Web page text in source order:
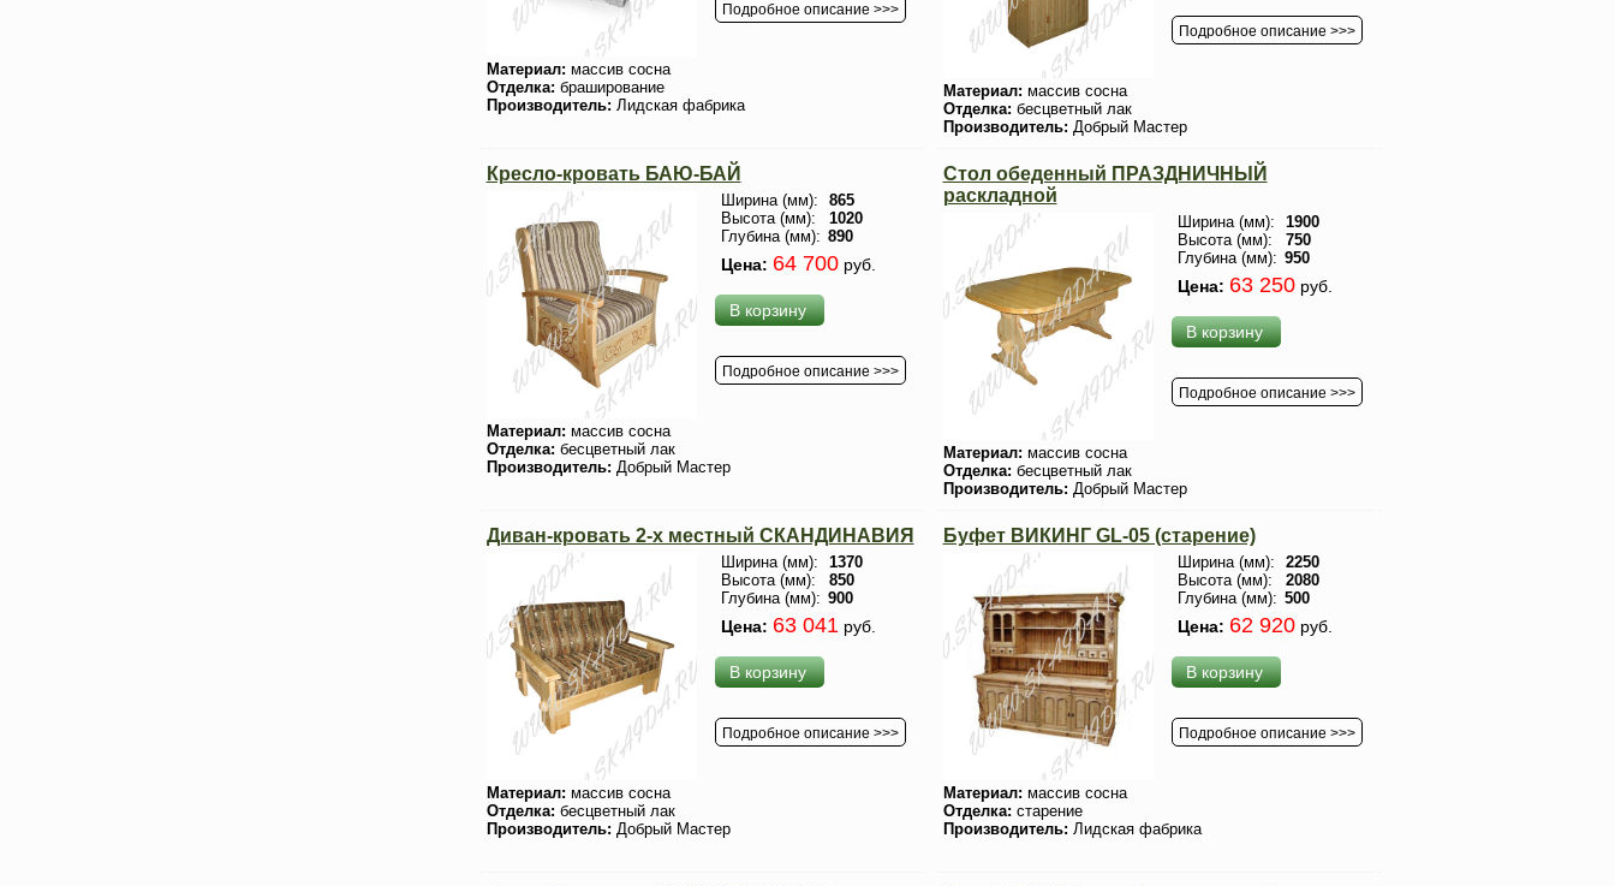
Подробное описание >>>
Материал: массив сосна
Отделка: браширование
Производитель: Лидская фабрика
Подробное описание >>>
Материал: массив сосна
Отделка: бесцветный лак
Производитель: Добрый Мастер
Кресло-кровать БАЮ-БАЙ
Ширина (мм):
865
Высота (мм):
1020
Глубина (мм): 890
Цена: 64 700руб.
В корзину
Подробное описание >>>
Материал: массив сосна
Отделка: бесцветный лак
Производитель: Добрый Мастер
Стол обеденный ПРАЗДНИЧНЫЙ
раскладной
Ширина (мм):
1900
Высота (мм):
750
Глубина (мм): 950
Цена: 63 250руб.
В корзину
Подробное описание >>>
Материал: массив сосна
Отделка: бесцветный лак
Производитель: Добрый Мастер
Диван-кровать 2-х местный СКАНДИНАВИЯ
Ширина (мм):
1370
Высота (мм):
850
Глубина (мм): 900
Цена: 63 041 руб.
В корзину
Подробное описание >>>
Материал: массив сосна
Отделка: бесцветный лак
Производитель: Добрый Мастер
Буфет ВИКИНГ GL-05 (старение)
Ширина (мм):
2250
Высота (мм):
2080
Глубина (мм): 500
Цена: 62 920руб.
В корзину
Подробное описание >>>
Материал: массив сосна
Отделка: старение
Производитель: Лидская фабрика